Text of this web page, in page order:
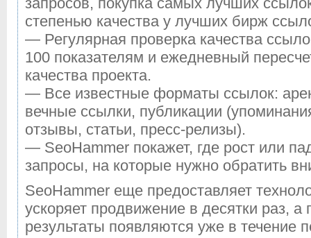
степенью качества у лучших бирж
— Регулярная проверка качества
100 показателям и ежедневный
качества проекта.
— Все известные форматы ссылок:
вечные ссылки, публикации
отзывы, статьи, пресс-релизы).
— SeoHammer покажет, где рост или
запросы, на которые нужно обратить
SeoHammer еще предоставляет
ускоряет продвижение в десятки раз, а
результаты появляются уже в течение